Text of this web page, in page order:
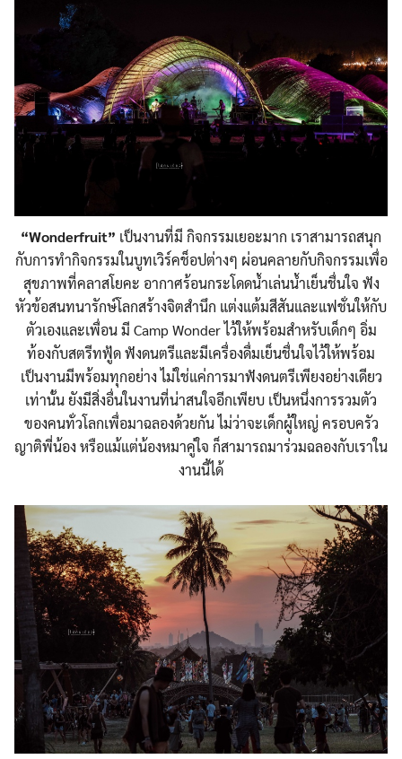
“Wonderfruit” เป็นงานที่มี กิจกรรมเยอะมาก เราสามารถสนุก
กับการทำกิจกรรมในบูทเวิร์คช็อปต่างๆ ผ่อนคลายกับกิจกรรมเพื่อ
สุขภาพที่คลาสโยคะ อากาศร้อนกระโดดน้ำเล่นน้ำเย็นชื่นใจ ฟัง
หัวข้อสนทนารักษ์โลกสร้างจิตสำนึก แต่งแต้มสีสันและแฟชั่นให้กับ
ตัวเองและเพื่อน มี Camp Wonder ไว้ให้พร้อมสำหรับเด็กๆ อิ่ม
ท้องกับสตรีทฟู้ด ฟังดนตรีและมีเครื่องดื่มเย็นชื่นใจไว้ให้พร้อม
เป็นงานมีพร้อมทุกอย่าง ไม่ใช่แค่การมาฟังดนตรีเพียงอย่างเดียว
เท่านั้น ยังมีสิ่งอื่นในงานที่น่าสนใจอีกเพียบ เป็นหนึ่งการรวมตัว
ของคนทั่วโลกเพื่อมาฉลองด้วยกัน ไม่ว่าจะเด็กผู้ใหญ่ ครอบครัว
ญาติพี่น้อง หรือแม้แต่น้องหมาคู่ใจ ก็สามารถมาร่วมฉลองกับเราใน
งานนี้ได้